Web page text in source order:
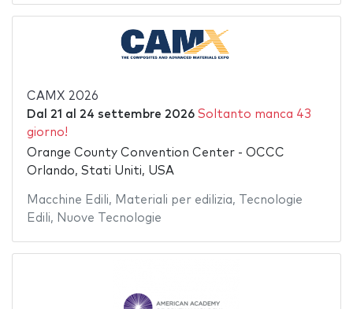
CAMX 2026
Dal 21 al 24 settembre 2026 Soltanto manca 43
giorno!
Orange County Convention Center - OCCC
Orlando, Stati Uniti, USA
Macchine Edili, Materiali per edilizia,
Tecnologie
Edili, Nuove Tecnologie